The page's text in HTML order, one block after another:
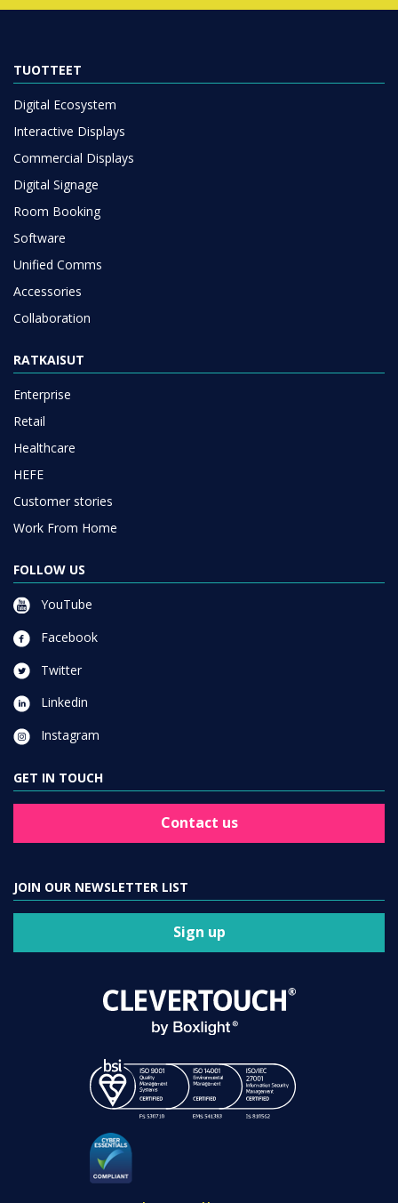
TUOTTEET
Digital Ecosystem
Interactive Displays
Commercial Displays
Digital Signage
Room Booking
Software
Unified Comms
Accessories
Collaboration
RATKAISUT
Enterprise
Retail
Healthcare
HEFE
Customer stories
Work From Home
FOLLOW US
YouTube
Facebook
Twitter
Linkedin
Instagram
GET IN TOUCH
Contact us
JOIN OUR NEWSLETTER LIST
Sign up